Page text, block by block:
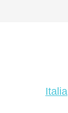
Italia